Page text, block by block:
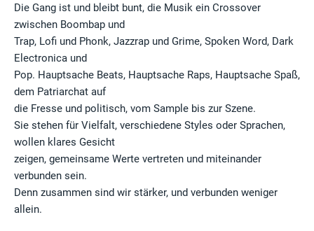
Die Gang ist und bleibt bunt, die Musik ein Crossover
zwischen Boombap und
Trap, Lofi und Phonk, Jazzrap und Grime, Spoken Word, Dark
Electronica und
Pop. Hauptsache Beats, Hauptsache Raps, Hauptsache Spaß,
dem Patriarchat auf
die Fresse und politisch, vom Sample bis zur Szene.
Sie stehen für Vielfalt, verschiedene Styles oder Sprachen,
wollen klares Gesicht
zeigen, gemeinsame Werte vertreten und miteinander
verbunden sein.
Denn zusammen sind wir stärker, und verbunden weniger
allein.